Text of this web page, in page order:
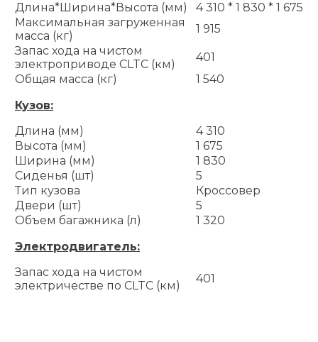
Длина*Ширина*Высота (мм)
4 310 * 1 830 * 1 675
Максимальная загруженная
масса (кг)
1 915
Запас хода на чистом
электроприводе CLTC (км)
401
Общая масса (кг)
1 540
Кузов:
Длина (мм)
4 310
Высота (мм)
1 675
Ширина (мм)
1 830
Сиденья (шт)
5
Тип кузова
Кроссовер
Двери (шт)
5
Объем багажника (л)
1 320
Электродвигатель:
Запас хода на чистом
электричестве по CLTC (км)
401